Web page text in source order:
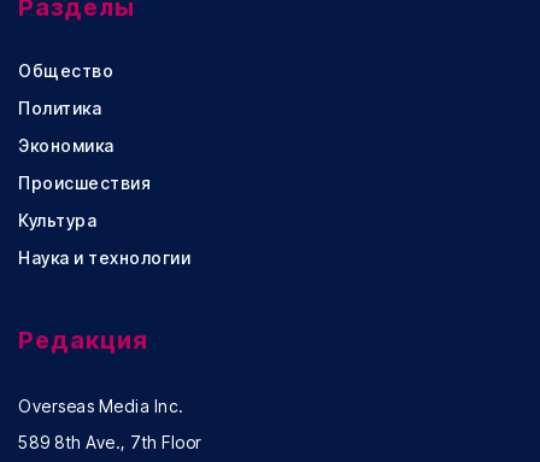
Разделы
Общество
Политика
Экономика
Происшествия
Культура
Наука и технологии
Редакция
Overseas Media Inc.
589 8th Ave., 7th Floor